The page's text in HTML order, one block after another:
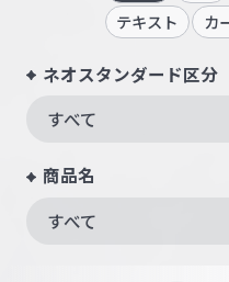
テキスト
カ
ネオスタンダード区分
すべて
商品名
すべて